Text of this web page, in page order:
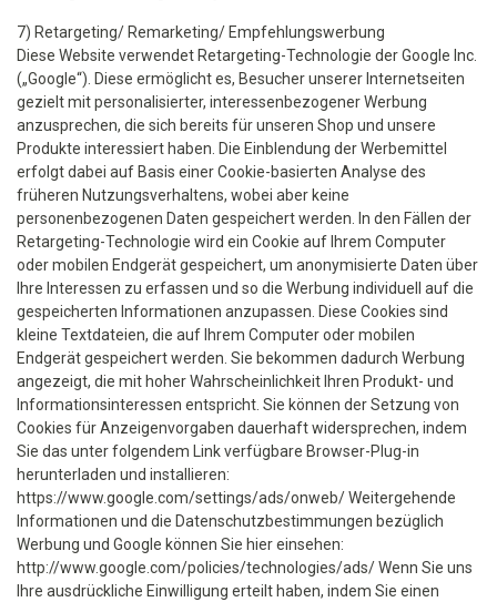
7) Retargeting/ Remarketing/ Empfehlungswerbung
Diese Website verwendet Retargeting-Technologie der Google Inc.
(„Google“). Diese ermöglicht es, Besucher unserer Internetseiten
gezielt mit personalisierter, interessenbezogener Werbung
anzusprechen, die sich bereits für unseren Shop und unsere
Produkte interessiert haben. Die Einblendung der Werbemittel
erfolgt dabei auf Basis einer Cookie-basierten Analyse des
früheren Nutzungsverhaltens, wobei aber keine
personenbezogenen Daten gespeichert werden. In den Fällen der
Retargeting-Technologie wird ein Cookie auf Ihrem Computer
oder mobilen Endgerät gespeichert, um anonymisierte Daten über
Ihre Interessen zu erfassen und so die Werbung individuell auf die
gespeicherten Informationen anzupassen. Diese Cookies sind
kleine Textdateien, die auf Ihrem Computer oder mobilen
Endgerät gespeichert werden. Sie bekommen dadurch Werbung
angezeigt, die mit hoher Wahrscheinlichkeit Ihren Produkt- und
Informationsinteressen entspricht. Sie können der Setzung von
Cookies für Anzeigenvorgaben dauerhaft widersprechen, indem
Sie das unter folgendem Link verfügbare Browser-Plug-in
herunterladen und installieren:
https://www.google.com/settings/ads/onweb/ Weitergehende
Informationen und die Datenschutzbestimmungen bezüglich
Werbung und Google können Sie hier einsehen:
http://www.google.com/policies/technologies/ads/ Wenn Sie uns
Ihre ausdrückliche Einwilligung erteilt haben, indem Sie einen